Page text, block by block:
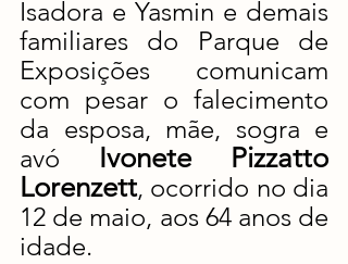
Isadora e Yasmin e demais
familiares do Parque de
Exposições comunicam
com pesar o falecimento
da esposa, mãe, sogra e
avó Ivonete Pizzatto
Lorenzett, ocorrido no dia
12 de maio, aos 64 anos de
idade.